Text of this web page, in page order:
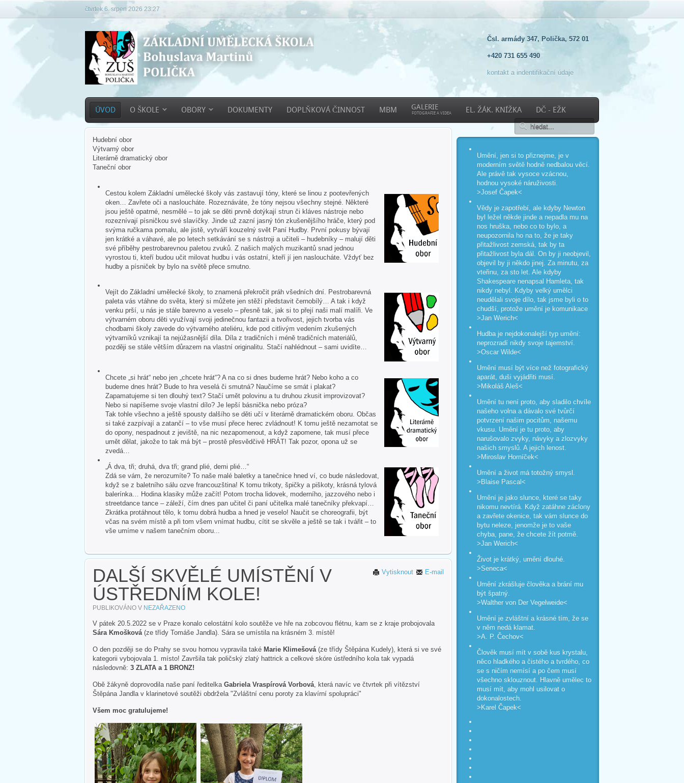
čtvrtek 6. srpen 2026 23:27
Čsl. armády 347, Polička, 572 01
+420 731 655 490
kontakt a indentifikační údaje
ÚVOD O ŠKOLE OBORY DOKUMENTY DOPLŇKOVÁ ČINNOST MBM GALERIE
FOTOGRAFIE A VIDEA EL. ŽÁK. KNÍŽKA DČ - EŽK
Hudební obor
Výtvarný obor
Literárně dramatický obor
Taneční obor
Cestou kolem Základní umělecké školy vás zastavují tóny, které se linou z pootevřených
oken… Zavřete oči a nasloucháte. Rozeznáváte, že tóny nejsou všechny stejné. Některé
jsou ještě opatrné, nesmělé – to jak se děti prvně dotýkají strun či kláves nástroje nebo
rozeznívají písničkou své slavíčky. Jinde už zazní jasný tón zkušenějšího hráče, který pod
svýma ručkama pomalu, ale jistě, vytváří kouzelný svět Paní Hudby. První pokusy bývají
jen krátké a váhavé, ale po letech setkávání se s nástroji a učiteli – hudebníky – malují děti
své příběhy pestrobarevnou paletou zvuků. Z našich malých muzikantů snad jednou
vyrostou ti, kteří budou učit milovat hudbu i vás ostatní, kteří jí jen nasloucháte. Vždyť bez
hudby a písniček by bylo na světě přece smutno.
Vejít do Základní umělecké školy, to znamená překročit práh všedních dní. Pestrobarevná
paleta vás vtáhne do světa, který si můžete jen stěží představit černobílý… A tak i když
venku prší, u nás je stále barevno a veselo – přesně tak, jak si to přejí naši malí malíři. Ve
výtvarném oboru děti využívají svoji jedinečnou fantazii a tvořivost, jejich tvorba vás
chodbami školy zavede do výtvarného ateliéru, kde pod citlivým vedením zkušených
výtvarníků vznikají ta nejúžasnější díla. Díla z tradičních i méně tradičních materiálů,
později se stále větším důrazem na vlastní originalitu. Stačí nahlédnout – sami uvidíte…
Chcete „si hrát“ nebo jen „chcete hrát“? A na co si dnes budeme hrát? Nebo koho a co
budeme dnes hrát? Bude to hra veselá či smutná? Naučíme se smát i plakat?
Zapamatujeme si ten dlouhý text? Stačí umět polovinu a tu druhou zkusit improvizovat?
Nebo si napíšeme svoje vlastní dílo? Je lepší básnička nebo próza?
Tak tohle všechno a ještě spousty dalšího se děti učí v literárně dramatickém oboru. Občas
si také zazpívají a zatančí – to vše musí přece herec zvládnout! K tomu ještě nezamotat se
do opony, nespadnout z jeviště, na nic nezapomenout, a když zapomene, tak musí přece
umět dělat, jakože to tak má být – prostě přesvědčivě HRÁT! Tak pozor, opona už se
zvedá…
„Á dva, tři; druhá, dva tři; grand plié, demi plié…“
Zdá se vám, že nerozumíte? To naše malé baletky a tanečnice hned ví, co bude následovat,
když se z baletního sálu ozve francouzština! K tomu trikoty, špičky a piškoty, krásná tylová
balerínka… Hodina klasiky může začít! Potom trocha lidovek, moderního, jazzového nebo i
streetdance tance – záleží, čím dnes pan učitel či paní učitelka malé tanečníky překvapí…
Zkrátka protáhnout tělo, k tomu dobrá hudba a hned je veselo! Naučit se choreografii, být
včas na svém místě a při tom všem vnímat hudbu, cítit se skvěle a ještě se tak i tvářit – to
vše umíme v našem tanečním oboru...
E-mail
Vytisknout
DALŠÍ SKVĚLÉ UMÍSTĚNÍ V
ÚSTŘEDNÍM KOLE!
PUBLIKOVÁNO V NEZAŘAZENO
V pátek 20.5.2022 se v Praze konalo celostátní kolo soutěže ve hře na zobcovou flétnu, kam se z kraje probojovala
Sára Kmošková(ze třídy Tomáše Jandla). Sára se umístila na krásném 3. místě!
O den později se do Prahy se svou hornou vypravila také Marie Klimešová(ze třídy Štěpána Kudely), která si ve své
kategorii vybojovala 1. místo! Završila tak poličský zlatý hattrick a celkové skóre ústředního kola tak vypadá
následovně: 3 ZLATA a 1 BRONZ!
Obě žákyně doprovodila naše paní ředitelka Gabriela Vraspírová Vorbová, která navíc ve čtvrtek při vítězství
Štěpána Jandla v klarinetové soutěži obdržela "Zvláštní cenu poroty za klavírní spolupráci"
Všem moc gratulujeme!
Umění, jen si to přiznejme, je v
moderním světě hodně nedbalou věcí.
Ale právě tak vysoce vzácnou,
hodnou vysoké náruživosti.
>Josef Čapek<
Vědy je zapotřebí, ale kdyby Newton
byl ležel někde jinde a nepadla mu na
nos hruška, nebo co to bylo, a
neupozornila ho na to, že je taky
přitažlivost zemská, tak by ta
přitažlivost byla dál. On by ji neobjevil,
objevil by ji někdo jinej. Za minutu, za
vteřinu, za sto let. Ale kdyby
Shakespeare nenapsal Hamleta, tak
nikdy nebyl. Kdyby velký umělci
neudělali svoje dílo, tak jsme byli o to
chudší, protože umění je komunikace
>Jan Werich<
Hudba je nejdokonalejší typ umění:
neprozradí nikdy svoje tajemství.
>Oscar Wilde<
Umění musí být více než fotografický
aparát, duši vyjádřiti musí.
>Mikoláš Aleš<
Umění tu není proto, aby sladilo chvíle
našeho volna a dávalo své tvůrčí
potvrzení našim pocitům, našemu
vkusu. Umění je tu proto, aby
narušovalo zvyky, návyky a zlozvyky
našich smyslů. A jejich lenost.
>Miroslav Horníček<
Umění a život má totožný smysl.
>Blaise Pascal<
Umění je jako slunce, které se taky
nikomu nevtírá. Když zatáhne záclony
a zavřete okenice, tak vám slunce do
bytu neleze, jenomže je to vaše
chyba, pane, že chcete žít potmě.
>Jan Werich<
Život je krátký, umění dlouhé.
>Seneca<
Umění zkrášluje člověka a brání mu
být špatný.
>Walther von Der Vegelweide<
Umění je zvláštní a krásné tím, že se
v něm nedá klamat.
>A. P. Čechov<
Člověk musí mít v sobě kus krystalu,
něco hladkého a čistého a tvrdého, co
se s ničím nemísí a po čem musí
všechno sklouznout. Hlavně umělec to
musí mít, aby mohl usilovat o
dokonalostech.
>Karel Čapek<